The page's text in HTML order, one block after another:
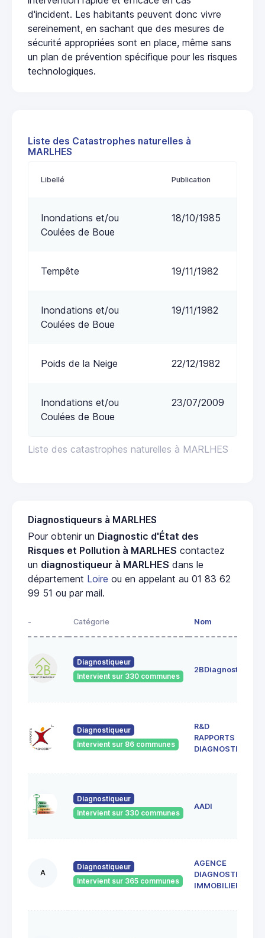
d'incident. Les habitants peuvent donc vivre
sereinement, en sachant que des mesures de
sécurité appropriées sont en place, même sans
un plan de prévention spécifique pour les risques
technologiques.
Liste des Catastrophes naturelles à
MARLHES
Liste des catastrophes naturelles à MARLHES
Libellé Publication
Inondations et/ou
Coulées de Boue
18/10/1985
Tempête 19/11/1982
Inondations et/ou
Coulées de Boue
19/11/1982
Poids de la Neige 22/12/1982
Inondations et/ou
Coulées de Boue
23/07/2009
Diagnostiqueurs à MARLHES
Pour obtenir un Diagnostic d'État des
Risques et Pollution à MARLHES contactez
un diagnostiqueur à MARLHES dans le
département Loire ou en appelant au 01 83 62
99 51 ou par mail.
- Catégorie Nom
Diagnostiqueur
Intervient sur 330 communes
2BDiagnostics
Diagnostiqueur
Intervient sur 86 communes
R&D
RAPPORTS &
DIAGNOSTICS
Diagnostiqueur
Intervient sur 330 communes
AADI
A
Diagnostiqueur
Intervient sur 365 communes
AGENCE
DIAGNOSTIC
IMMOBILIER